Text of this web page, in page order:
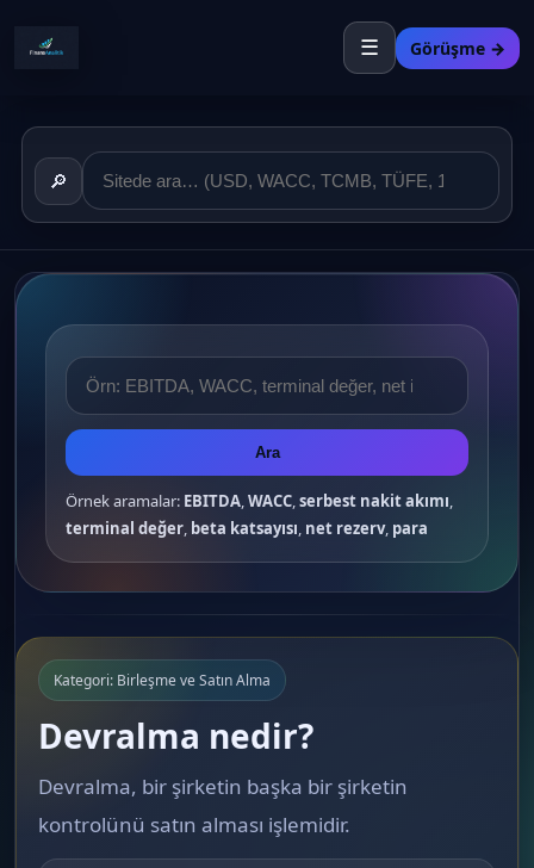
☰ Görüşme →
🔎
Ara
Örnek aramalar: EBITDA,WACC,serbest nakit akımı,
terminal değer, beta katsayısı, net rezerv, para
Kategori: Birleşme ve Satın Alma
Devralma nedir?
Devralma, bir şirketin başka bir şirketin
kontrolünü satın alması işlemidir.